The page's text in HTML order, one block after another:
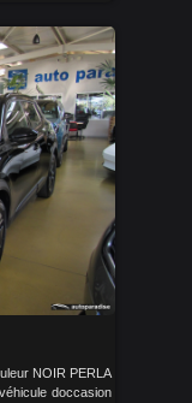
NOIR PERLA
doccasion